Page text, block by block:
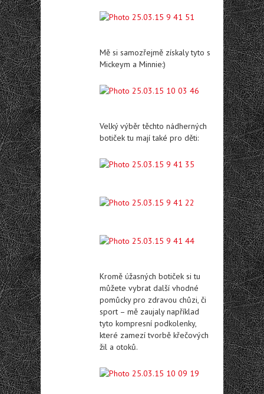
Mě si samozřejmě získaly tyto s
Mickeym a Minnie:)
Velký výběr těchto nádherných
botiček tu mají také pro děti:
Kromě úžasných botiček si tu
můžete vybrat další vhodné
pomůcky pro zdravou chůzi, či
sport – mě zaujaly například
tyto kompresní podkolenky,
které zamezí tvorbě křečových
žil a otoků.